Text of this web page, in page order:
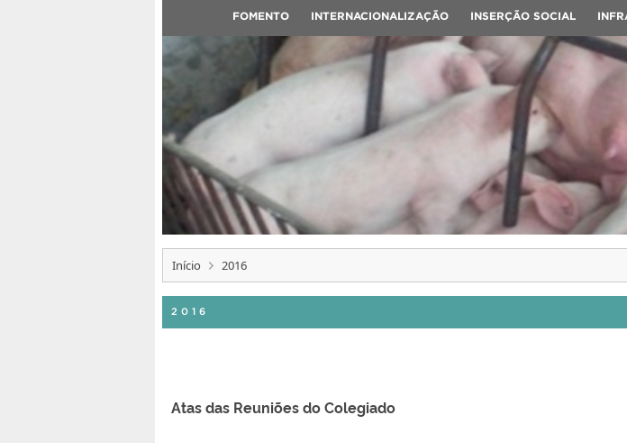
FOMENTO INTERNACIONALIZAÇÃO INSERÇÃO SOCIAL
Início 2016
2016
Atas das Reuniões do Colegiado